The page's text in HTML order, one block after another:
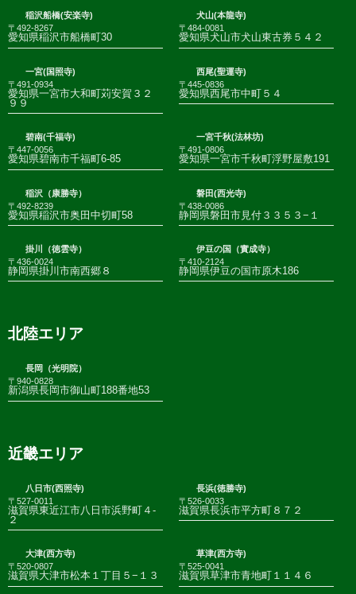
稲沢船橋(安楽寺)
〒492-8267
愛知県稲沢市船橋町30
犬山(本龍寺)
〒484-0081
愛知県犬山市犬山東古券５４２
一宮(国照寺)
〒491-0934
愛知県一宮市大和町苅安賀３２
９９
西尾(聖運寺)
〒445-0836
愛知県西尾市中町５４
碧南(千福寺)
〒447-0056
愛知県碧南市千福町6-85
一宮千秋(法林坊)
〒491-0806
愛知県一宮市千秋町浮野屋敷191
稲沢（康勝寺）
〒492-8239
愛知県稲沢市奥田中切町58
磐田(西光寺)
〒438-0086
静岡県磐田市見付３３５３−１
掛川（徳雲寺）
〒436-0024
静岡県掛川市南西郷８
伊豆の国（實成寺）
〒410-2124
静岡県伊豆の国市原木186
北陸エリア
長岡（光明院）
〒940-0828
新潟県長岡市御山町188番地53
近畿エリア
八日市(西照寺)
〒527-0011
滋賀県東近江市八日市浜野町４-
２
長浜(徳勝寺)
〒526-0033
滋賀県長浜市平方町８７２
大津(西方寺)
〒520-0807
滋賀県大津市松本１丁目５−１３
草津(西方寺)
〒525-0041
滋賀県草津市青地町１１４６